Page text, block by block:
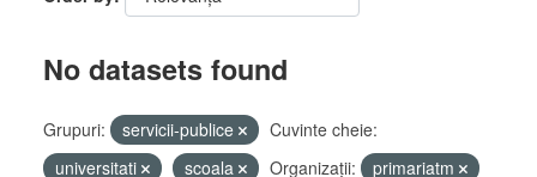
No datasets found
Grupuri: servicii-publice
Cuvinte cheie:
universitati
scoala Organizații:
primariatm